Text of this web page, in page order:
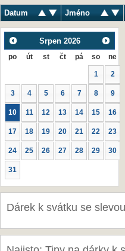
Datum Jméno
Srpen 2026
po út st čt pá so ne
1 2
3 4 5 6 7 8 9
10 11 12 13 14 15 16
17 18 19 20 21 22 23
24 25 26 27 28 29 30
31
Dárek k svátku se